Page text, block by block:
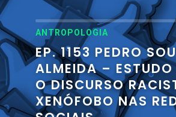
ANTROPOLOGIA
EP. 1153 PEDRO
ALMEIDA –
O DISCURSO
XENÓFOBO NAS